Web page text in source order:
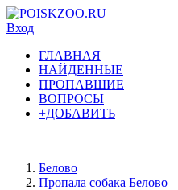
Вход
ГЛАВНАЯ
НАЙДЕННЫЕ
ПРОПАВШИЕ
ВОПРОСЫ
+ДОБАВИТЬ
Белово
Пропала собака Белово